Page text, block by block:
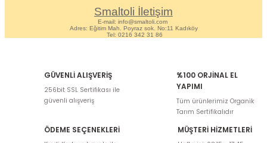
Smaltoli İletişim
E-mail: info@smaltoli.com
Adres: Eğitim Mah. Poyraz sok. No:11 Kadıköy
Tel: 0216 342 31 86
GÜVENLİ ALIŞVERİŞ
256bit SSL Sertifikası ile
güvenli alışveriş
%100 ORJİNAL EL
YAPIMI
Tüm ürünlerimiz Organik
Tarım Sertifikalıdır
ÖDEME SEÇENEKLERİ MÜŞTERİ HİZMETLERİ